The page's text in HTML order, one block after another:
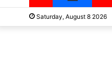
Saturday, August 8 2026